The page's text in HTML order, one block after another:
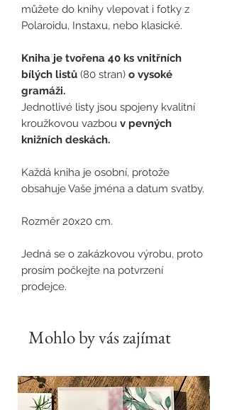
můžete do knihy vlepovat i fotky z
Polaroidu, Instaxu, nebo klasické.
Kniha je tvořena 40 ks vnitřních
bílých listů (80 stran) o vysoké
gramáži.
Jednotlivé listy jsou spojeny kvalitní
kroužkovou vazbou v pevných
knižních deskách.
Každá kniha je osobní, protože
obsahuje Vaše jména a datum svatby.
Rozměr 20x20 cm.
Jedná se o zakázkovou výrobu, proto
prosím počkejte na potvrzení
prodejce.
Mohlo by vás zajímat